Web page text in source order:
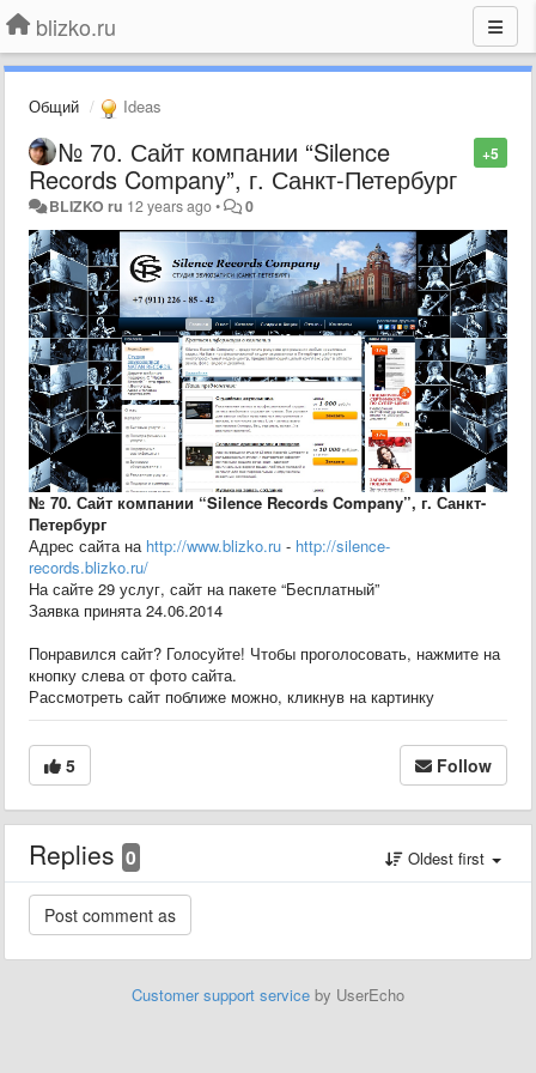
blizko.ru
Общий Ideas
+5
№ 70. Сайт компании “Silence
Records Company”, г. Санкт-Петербург
BLIZKO ru 12 years ago• 0
№ 70. Сайт компании “Silence Records Company”, г. Санкт-
Петербург
Адрес сайта на http://www.blizko.ru - http://silence-
records.blizko.ru/
На сайте 29 услуг, сайт на пакете “Бесплатный”
Заявка принята 24.06.2014
Понравился сайт? Голосуйте! Чтобы проголосовать, нажмите на
кнопку слева от фото сайта.
Рассмотреть сайт поближе можно, кликнув на картинку
5 Follow
Replies 0 Oldest first
Customer support service by UserEcho